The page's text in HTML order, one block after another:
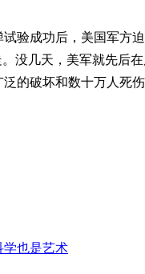
验成功后，美国军方
。没几天，美军就先后
的破坏和数十万人死伤
学也是艺术